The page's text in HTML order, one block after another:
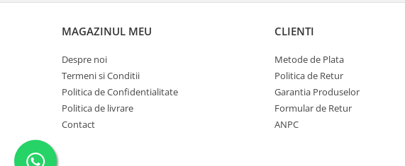
MAGAZINUL MEU
Despre noi
Termeni si Conditii
Politica de Confidentialitate
Politica de livrare
Contact
CLIENTI
Metode de Plata
Politica de Retur
Garantia Produselor
Formular de Retur
ANPC